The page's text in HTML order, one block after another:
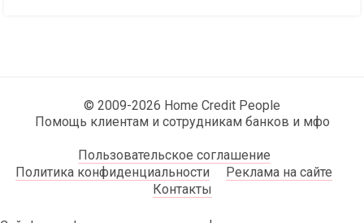
© 2009-2026 Home Credit People
Помощь клиентам и сотрудникам банков и мфо
Пользовательское соглашение
Политика конфиденциальности
Реклама на сайте
Контакты